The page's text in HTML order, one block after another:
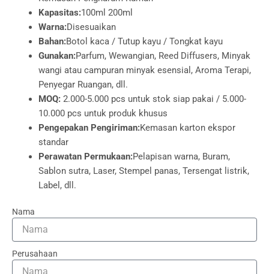
Kapasitas:100ml 200ml
Warna:Disesuaikan
Bahan:Botol kaca / Tutup kayu / Tongkat kayu
Gunakan:Parfum, Wewangian, Reed Diffusers, Minyak
wangi atau campuran minyak esensial, Aroma Terapi,
Penyegar Ruangan, dll.
MOQ: 2.000-5.000 pcs untuk stok siap pakai / 5.000-
10.000 pcs untuk produk khusus
Pengepakan Pengiriman:Kemasan karton ekspor
standar
Perawatan Permukaan:Pelapisan warna, Buram,
Sablon sutra, Laser, Stempel panas, Tersengat listrik,
Label, dll.
Nama
Perusahaan